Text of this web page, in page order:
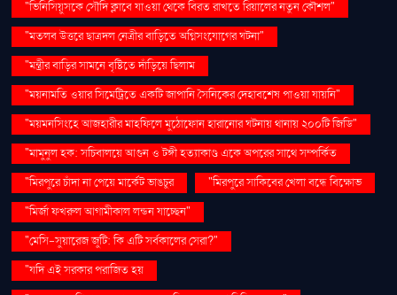
"ভিনিসিয়ুসকে সৌদি ক্লাবে যাওয়া থেকে বিরত রাখতে রিয়ালের নতুন কৌশল"
"মতলব উত্তরে ছাত্রদল নেত্রীর বাড়িতে অগ্নিসংযোগের ঘটনা"
"মন্ত্রীর বাড়ির সামনে বৃষ্টিতে দাঁড়িয়ে ছিলাম
"ময়নামতি ওয়ার সিমেট্রিতে একটি জাপানি সৈনিকের দেহাবশেষ পাওয়া যায়নি"
"ময়মনসিংহে আজহারীর মাহফিলে মুঠোফোন হারানোর ঘটনায় থানায় ২০০টি জিডি"
"মামুনুল হক: সচিবালয়ে আগুন ও টঙ্গী হত্যাকাণ্ড একে অপরের সাথে সম্পর্কিত
"মিরপুরে চাঁদা না পেয়ে মার্কেট ভাঙচুর
"মিরপুরে সাকিবের খেলা বন্ধে বিক্ষোভ
"মির্জা ফখরুল আগামীকাল লন্ডন যাচ্ছেন"
"মেসি-সুয়ারেজ জুটি: কি এটি সর্বকালের সেরা?"
"যদি এই সরকার পরাজিত হয়